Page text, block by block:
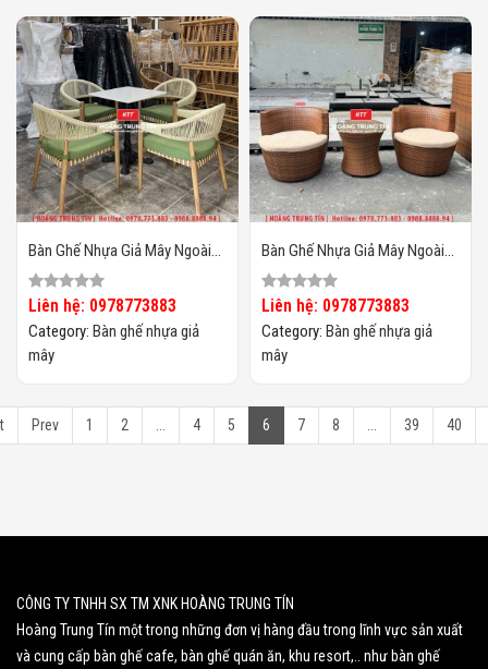
Bàn Ghế Nhựa Giả Mây Ngoài
Trời HTT129
Liên hệ: 0978773883
Category: Bàn ghế nhựa giả
mây
Bàn Ghế Nhựa Giả Mây Ngoài
Trời HTT128
Liên hệ: 0978773883
Category: Bàn ghế nhựa giả
mây
Prev 1 2 4 5 6 7 8 39 40
CÔNG TY TNHH SX TM XNK HOÀNG TRUNG TÍN
Hoàng Trung Tín một trong những đơn vị hàng đầu trong lĩnh vực sản xuất
và cung cấp bàn ghế cafe, bàn ghế quán ăn, khu resort,.. như bàn ghế